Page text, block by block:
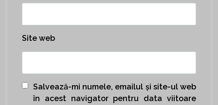
Site web
Salvează-mi numele, emailul și site-ul web
în acest navigator pentru data viitoare